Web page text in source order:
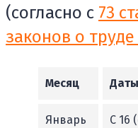
(согласно с 73
законов о
Месяц
Январь
С 16